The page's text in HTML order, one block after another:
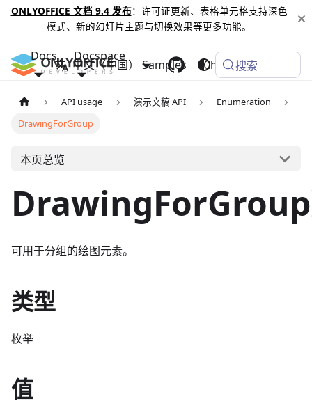
ONLYOFFICE 文档 9.4 发布：许可证更新、表格单元格支持深色
模式、新的幻灯片主题与切换效果等更多功能。
Docs Docspace
Samples Changelog
中文（中国） 搜索
API usage 演示文稿 API
Enumeration
DrawingForGroup
本页总览
DrawingForGroup
可用于分组的绘图元素。
类型
枚举
值